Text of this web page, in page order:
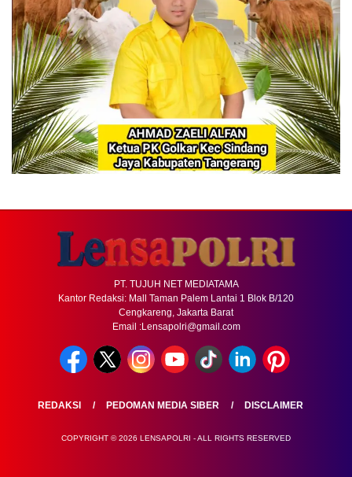
PT. TUJUH NET MEDIATAMA
Kantor Redaksi: Mall Taman Palem Lantai 1 Blok B/120
Cengkareng, Jakarta Barat
Email :Lensapolri@gmail.com
REDAKSI PEDOMAN MEDIA SIBER DISCLAIMER
COPYRIGHT © 2026 LENSAPOLRI - ALL RIGHTS RESERVED